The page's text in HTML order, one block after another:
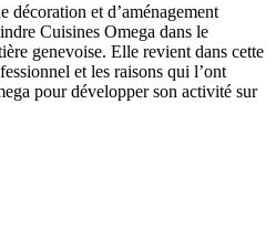
décoration et d’aménagement
Cuisines Omega dans le
genevoise. Elle revient dans cette
et les raisons qui l’ont
pour développer son activité sur